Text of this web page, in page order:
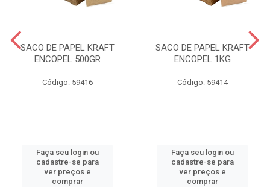
SACO DE PAPEL KRAFT
ENCOPEL 500GR
Código: 59416
Faça seu login ou
cadastre-se para
ver preços e
comprar
SACO DE PAPEL KRAFT
ENCOPEL 1KG
Código: 59414
Faça seu login ou
cadastre-se para
ver preços e
comprar